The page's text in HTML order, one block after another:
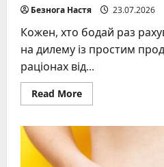
Безнога Настя 23.07.2026
Кожен, хто бодай раз
на дилему із простим
раціонах від...
Read MoreRead
more
яєць:
точна
кількість
калорій